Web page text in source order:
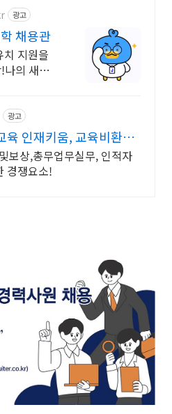
광고
채용관
지원을
나의 새로
광고
육 인재키움, 교육비환급
보상,총무업무실무, 인적자
경쟁요소!